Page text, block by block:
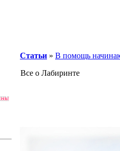
Статьи » В помощь
Все о Лабиринте